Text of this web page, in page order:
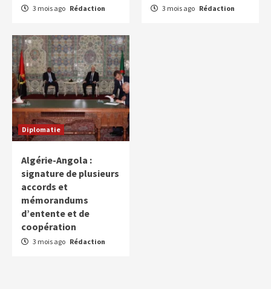
3 mois ago Rédaction 3 mois ago Rédaction
Diplomatie
Algérie-Angola :
signature de plusieurs
accords et
mémorandums
d’entente et de
coopération
3 mois ago Rédaction